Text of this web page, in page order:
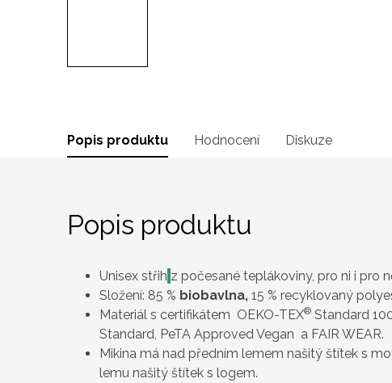
Popis produktu Hodnocení Diskuze
Popis produktu
Unisex střih z počesané teplákoviny, pro ni i pro
Složení: 85 % biobavlna, 15 % recyklovaný
Materiál s certifikátem OEKO-TEX® Standard
Standard, PeTA Approved Vegan a FAIR WEAR.
Mikina má nad předním lemem našitý štítek s
lemu našitý štítek s logem.